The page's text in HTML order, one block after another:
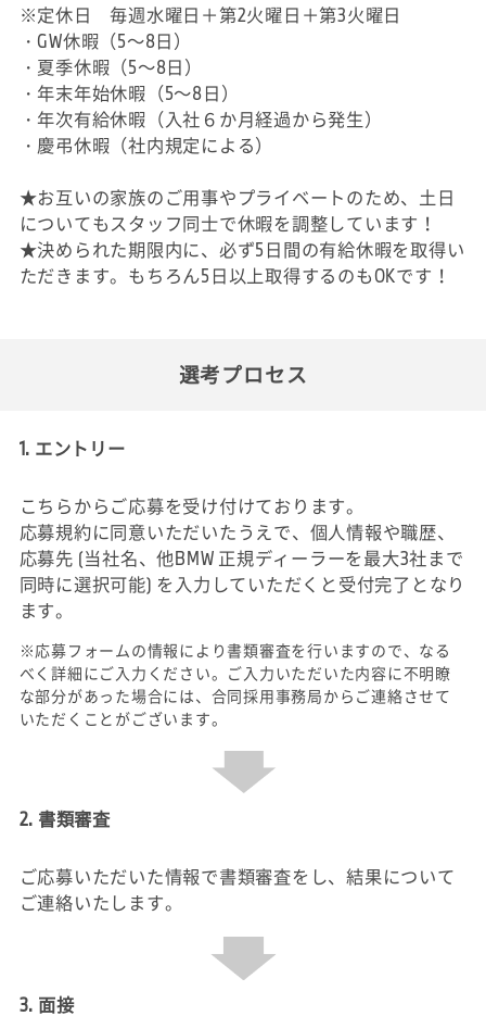
※定休日 毎週水曜日＋第2火曜日＋第3火曜日
・GW休暇（5～8日）
・夏季休暇（5～8日）
・年末年始休暇（5～8日）
・年次有給休暇（入社６か月経過から発生）
・慶弔休暇（社内規定による）
★お互いの家族のご用事やプライベートのため、土日
についてもスタッフ同士で休暇を調整しています！
★決められた期限内に、必ず5日間の有給休暇を取得い
ただきます。もちろん5日以上取得するのもOKです！
選考プロセス
1. エントリー
こちらからご応募を受け付けております。
応募規約に同意いただいたうえで、個人情報や職歴、
応募先 (当社名、他BMW 正規ディーラーを最大3社まで
同時に選択可能) を入力していただくと受付完了となり
ます。
※応募フォームの情報により書類審査を行いますので、なる
べく詳細にご入力ください。ご入力いただいた内容に不明瞭
な部分があった場合には、合同採用事務局からご連絡させて
いただくことがございます。
2. 書類審査
ご応募いただいた情報で書類審査をし、結果について
ご連絡いたします。
3. 面接